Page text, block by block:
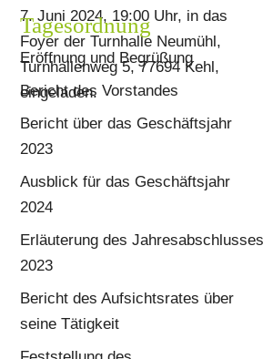
7. Juni 2024, 19:00 Uhr, in das
Foyer der Turnhalle Neumühl,
Turnhallenweg 5, 77694 Kehl,
eingeladen.
Tagesordnung
Eröffnung und Begrüßung
Bericht des Vorstandes
Bericht über das Geschäftsjahr
2023
Ausblick für das Geschäftsjahr
2024
Erläuterung des Jahresabschlusses
2023
Bericht des Aufsichtsrates über
seine Tätigkeit